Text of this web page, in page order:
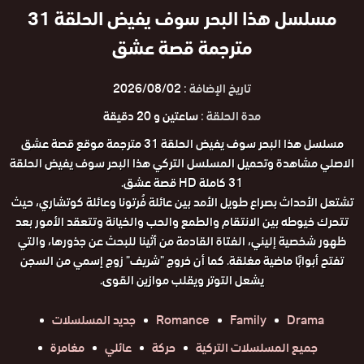
مسلسل هذا البحر سوف يفيض الحلقة 31
مترجمة قصة عشق
تاريخ الإضافة :2026/08/02
مدة الحلقة :ساعتين و 20 دقيقة
مسلسل هذا البحر سوف يفيض الحلقة 31 مترجمة موقع قصة عشق
الاصلي مشاهدة وتحميل المسلسل التركي هذا البحر سوف يفيض الحلقة
31 كاملة HD قصة عشق.
تشتعل الأحداث بصراع طويل الأمد بين عائلة فُرتونا وعائلة كوتشاري، حيث
تتحرك خيوطه بين الانتقام والطمع والحب والخيانة وتتعقد الأمور بعد
ظهور شخصية إليني، الفتاة القادمة من أثينا للبحث عن جذورها، والتي
تفتح أبوابًا ماضية مغلقة. كما أن خروج "شريف" زوج إسمي من السجن
يشعل التوتر ويقلب موازين القوى.
Drama
Family
Romance
جديد المسلسلات
جميع المسلسلات التركية
حركة عائلي مغامرة